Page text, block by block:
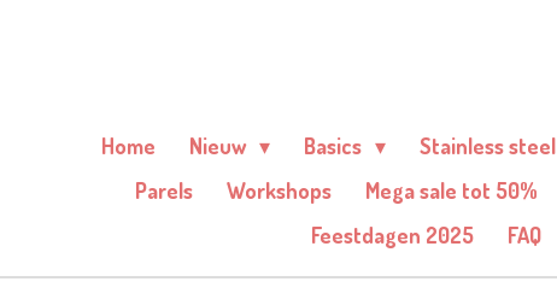
hoofdinhoud
Home Nieuw Basics Stainless steel
Parels
Workshops Mega sale tot 50%
Feestdagen 2025
FAQ